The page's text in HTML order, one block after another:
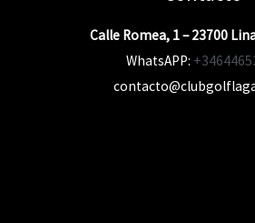
Calle Romea, 1 – 23700
WhatsAPP: